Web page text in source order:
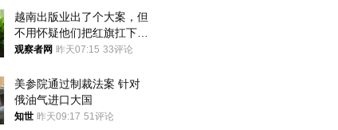
越南出版业出了个大案，但
不用怀疑他们把红旗扛下去
的决心
观察者网 昨天07:15 33评论
美参院通过制裁法案 针对
俄油气进口大国
知世 昨天09:17 51评论